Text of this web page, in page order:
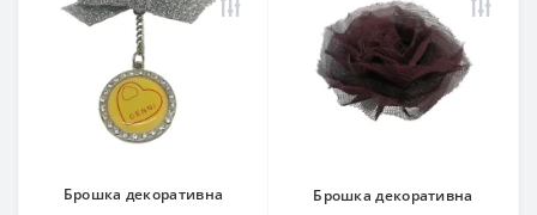
Брошка декоративна
Брошка декоративна